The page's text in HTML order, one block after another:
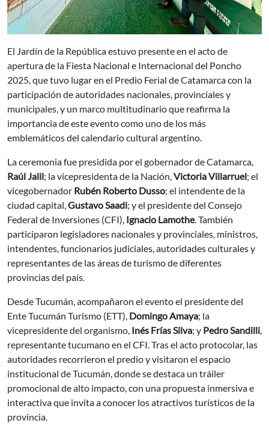
El Jardín de la República estuvo presente en el acto de
apertura de la Fiesta Nacional e Internacional del Poncho
2025, que tuvo lugar en el Predio Ferial de Catamarca con la
participación de autoridades nacionales, provinciales y
municipales, y un marco multitudinario que reafirma la
importancia de este evento como uno de los más
emblemáticos del calendario cultural argentino.
La ceremonia fue presidida por el gobernador de Catamarca,
Raúl Jalil; la vicepresidenta de la Nación,Victoria Villarruel; el
vicegobernador Rubén Roberto Dusso; el intendente de la
ciudad capital,Gustavo Saadi; y el presidente del Consejo
Federal de Inversiones (CFI), Ignacio Lamothe. También
participaron legisladores nacionales y provinciales, ministros,
intendentes, funcionarios judiciales, autoridades culturales y
representantes de las áreas de turismo de diferentes
provincias del país.
Desde Tucumán, acompañaron el evento el presidente del
Ente Tucumán Turismo (ETT), Domingo Amaya; la
vicepresidente del organismo, Inés Frías Silva; y Pedro Sandilli,
representante tucumano en el CFI. Tras el acto protocolar, las
autoridades recorrieron el predio y visitaron el espacio
institucional de Tucumán, donde se destaca un tráiler
promocional de alto impacto, con una propuesta inmersiva e
interactiva que invita a conocer los atractivos turísticos de la
provincia.